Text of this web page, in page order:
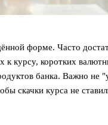
форме. Часто
к курсу, коротких
банка. Важно не
скачки курса не